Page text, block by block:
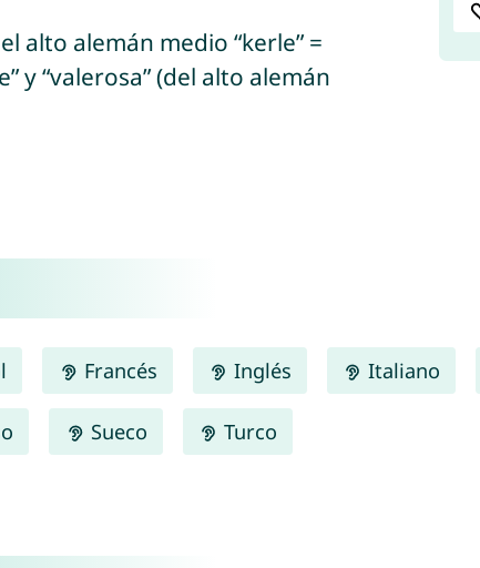
alto alemán medio “kerle” =
y “valerosa” (del alto alemán
Francés Inglés Italiano
Sueco Turco